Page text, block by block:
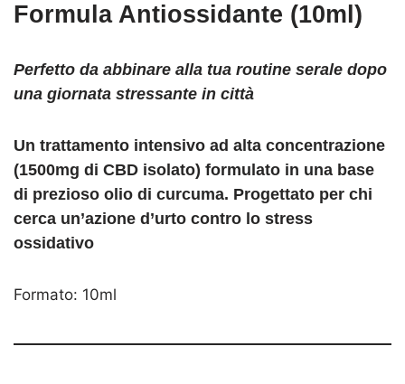
Formula Antiossidante (10ml)
Perfetto da abbinare alla tua routine serale dopo
una giornata stressante in città
Un trattamento intensivo ad alta concentrazione
(1500mg di CBD isolato) formulato in una base
di prezioso olio di curcuma. Progettato per chi
cerca un’azione d’urto contro lo stress
ossidativo
Formato: 10ml